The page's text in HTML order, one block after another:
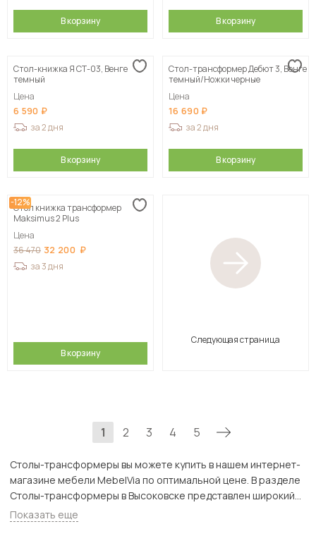
В корзину В корзину
Стол-книжка Я СТ-03, Венге
темный
Цена
6 590
за 2 дня
В корзину
Стол-трансформер Дебют 3, Венге
темный/Ножки черные
Цена
16 690
за 2 дня
В корзину
-12%
Стол книжка трансформер
Maksimus 2 Plus
Цена
36 470 32 200
за 3 дня
В корзину
Следующая страница
1 2 3 4 5
Столы-трансформеры вы можете купить в нашем интернет-
магазине мебели MebelVia по оптимальной цене. В разделе
Столы-трансформеры в Высоковске представлен широкий
ассортимент товаров с доставкой в Москве и Подмосковью,
включая Высоковск. Всего товаров в категории «Столы-
Показать еще